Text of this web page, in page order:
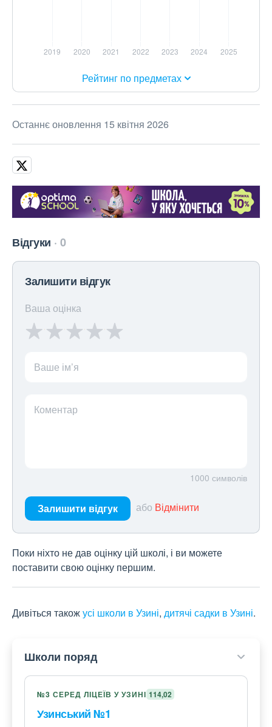
Рейтинг по предметах
Останнє оновлення 15 квітня 2026
Відгуки 0
Залишити відгук
Ваша оцінка
Ваше ім’я
Коментар
1000 символів
Залишити відгук або Відмінити
Поки ніхто не дав оцінку цій школі, і ви можете
поставити свою оцінку першим.
Дивіться такожусі школи в Узині, дитячі садки в Узині.
Школи поряд
№3 СЕРЕД ЛІЦЕЇВ У УЗИНІ 114,02
Узинський №1